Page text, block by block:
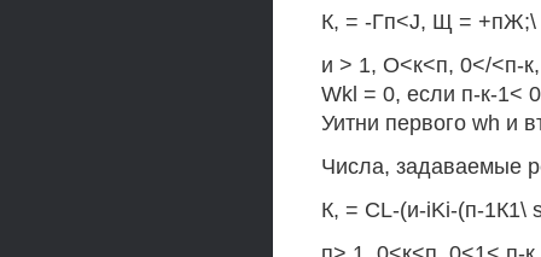
К, = -Гп<J, Щ = +пЖ;\
и > 1, О<к<п, 0</<п-
Wkl = 0, если п-к-1<
Уитни первого wh и
Числа, задаваемые
К, = CL-(и-iKi-(п-1К1\